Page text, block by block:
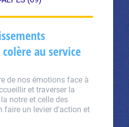
au service
de nos émotions face à
et traverser la
notre et celle des
faire un levier d'action et